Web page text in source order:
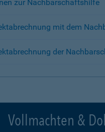
zur Nachbarschaftshilfe
mit dem
der
Vollmachten &